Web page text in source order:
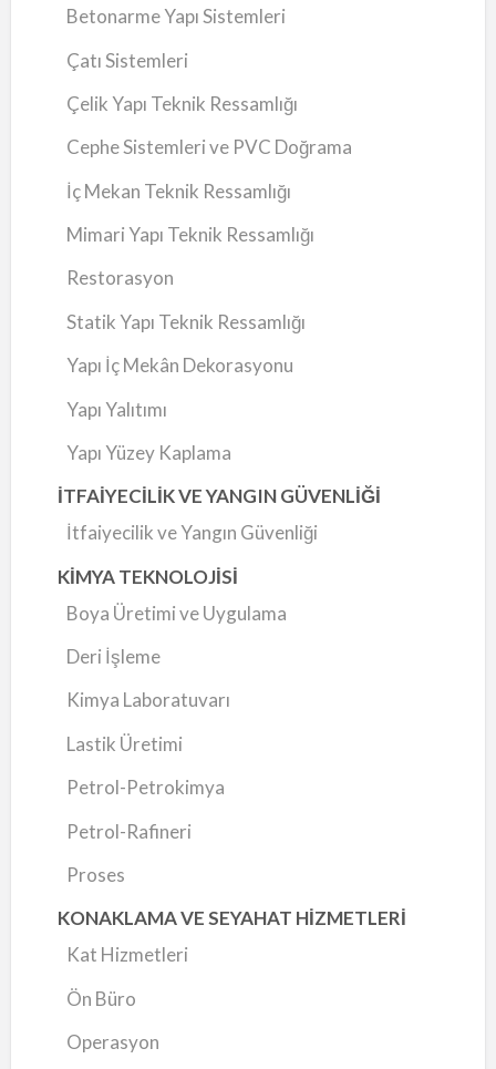
Betonarme Yapı Sistemleri
Çatı Sistemleri
Çelik Yapı Teknik Ressamlığı
Cephe Sistemleri ve PVC Doğrama
İç Mekan Teknik Ressamlığı
Mimari Yapı Teknik Ressamlığı
Restorasyon
Statik Yapı Teknik Ressamlığı
Yapı İç Mekân Dekorasyonu
Yapı Yalıtımı
Yapı Yüzey Kaplama
İTFAİYECİLİK VE YANGIN GÜVENLİĞİ
İtfaiyecilik ve Yangın Güvenliği
KİMYA TEKNOLOJİSİ
Boya Üretimi ve Uygulama
Deri İşleme
Kimya Laboratuvarı
Lastik Üretimi
Petrol-Petrokimya
Petrol-Rafineri
Proses
KONAKLAMA VE SEYAHAT HİZMETLERİ
Kat Hizmetleri
Ön Büro
Operasyon